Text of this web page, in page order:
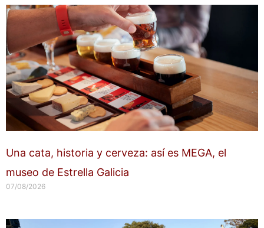
Una cata, historia y cerveza: así es MEGA, el
museo de Estrella Galicia
07/08/2026